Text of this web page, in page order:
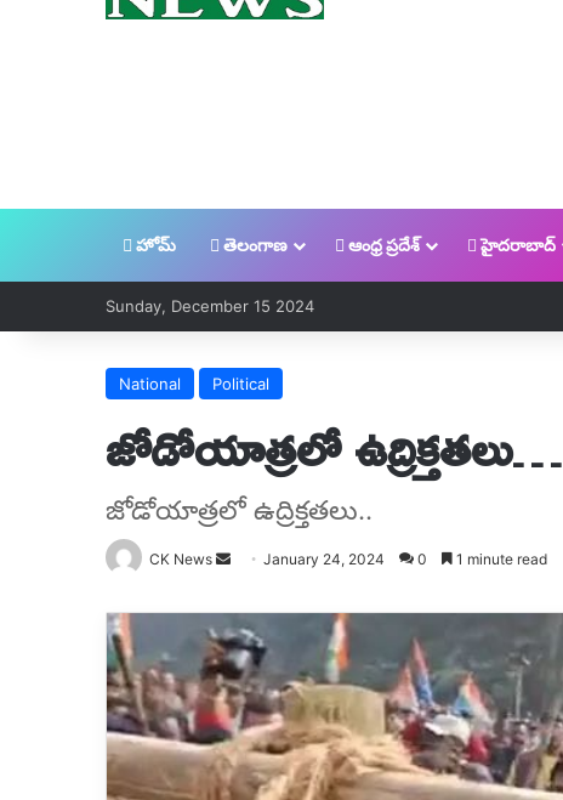
హోమ్ తెలంగాణ ఆంధ్ర ప్రదేశ్ హైదరాబాద్
Sunday, December 15 2024
National Political
జోడోయాత్రలో ఉద్రిక్తతలు…
జోడోయాత్రలో ఉద్రిక్తతలు..
CK News
Send
email
January 24, 2024 0 1 minute read